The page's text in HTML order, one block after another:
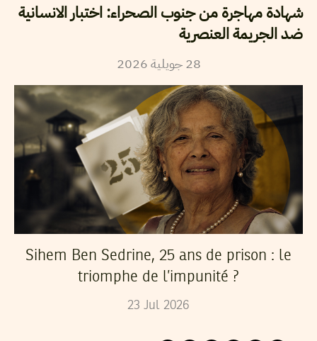
شهادة مهاجرة من جنوب الصحراء: اختبار الانسانية
ضد الجريمة العنصرية
28 جويلية2026
Sihem Ben Sedrine, 25 ans de prison : le
triomphe de l’impunité ?
23 Jul 2026